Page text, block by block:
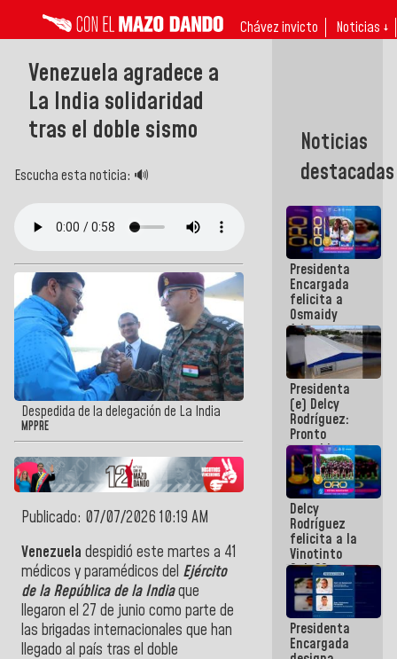
Chávez invicto Noticias ↓
Venezuela agradece a
La India solidaridad
tras el doble sismo
Escucha esta noticia: 🔊
Despedida de la delegación de La India
MPPRE
Publicado: 07/07/2026 10:19 AM
Venezuela despidió este martes a 41
médicos y paramédicos del Ejército
de la República de la Indiaque
llegaron el 27 de junio como parte de
las brigadas internacionales que han
llegado al país tras el doble
Noticias
destacadas
Presidenta
Encargada
felicita a
Osmaidy
Arias y
Giraly
Marcano por
hacer
historia en
los
Centroamericanos
Presidenta
(e) Delcy
Rodríguez:
Pronto
restableceremos
las
operaciones
en el
Aeropuerto
Internacional
de
Maiquetía
Delcy
Rodríguez
felicita a la
Vinotinto
Sub 20
campeona
frente
México Sub
23 en los
Centroamericanos
Presidenta
Encargada